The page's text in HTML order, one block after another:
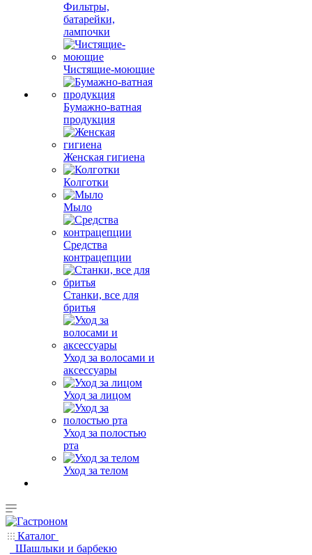
Фильтры,
батарейки,
лампочки
Чистящие-моющие
Бумажно-ватная
продукция
Женская гигиена
Колготки
Мыло
Средства
контрацепции
Станки, все для
бритья
Уход за волосами и
аксессуары
Уход за лицом
Уход за полостью
рта
Уход за телом
Каталог
Шашлыки и барбекю